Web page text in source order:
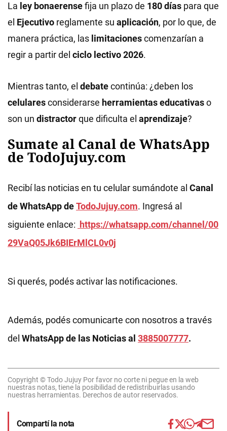
La ley bonaerensefija un plazo de 180 días para que
el Ejecutivo reglamente su aplicación, por lo que, de
manera práctica, las limitacionescomenzarían a
regir a partir del ciclo lectivo 2026.
Mientras tanto, el debatecontinúa: ¿deben los
celularesconsiderarse herramientas educativaso
son un distractorque dificulta el aprendizaje?
Sumate al Canal de WhatsApp
de TodoJujuy.com
Recibí las noticias en tu celular sumándote al Canal
de WhatsApp deTodoJujuy.com. Ingresá al
siguiente enlace: https://whatsapp.com/channel/00
29VaQ05Jk6BIErMlCL0v0j
Si querés, podés activar las notificaciones.
Además, podés comunicarte con nosotros a través
del WhatsApp de las Noticias al 3885007777.
Copyright © Todo Jujuy Por favor no corte ni pegue en la web
nuestras notas, tiene la posibilidad de redistribuirlas usando
nuestras herramientas. Derechos de autor reservados.
Compartí la nota